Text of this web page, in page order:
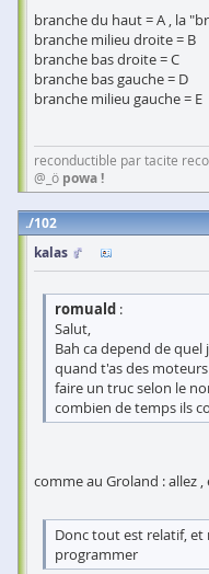
branche du haut = A , la
branche milieu droite = B
branche bas droite = C
branche bas gauche = D
branche milieu gauche = E
reconductible par tacite
@_ö powa !
102
kalas
romuald :
Salut,
Bah ca depend de
quand t'as des
faire un truc selon le
combien de temps ils
comme au Groland : allez
Donc tout est relatif, et
programmer